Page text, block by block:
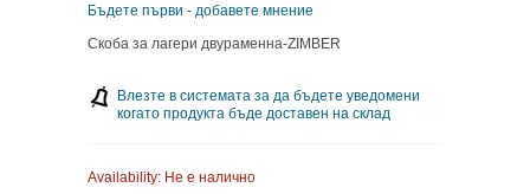
Бъдете първи - добавете мнение
Скоба за лагери двураменна-ZIMBER
Влезте в системата за да бъдете уведомени
когато продукта бъде доставен на склад
Availability: Не е налично